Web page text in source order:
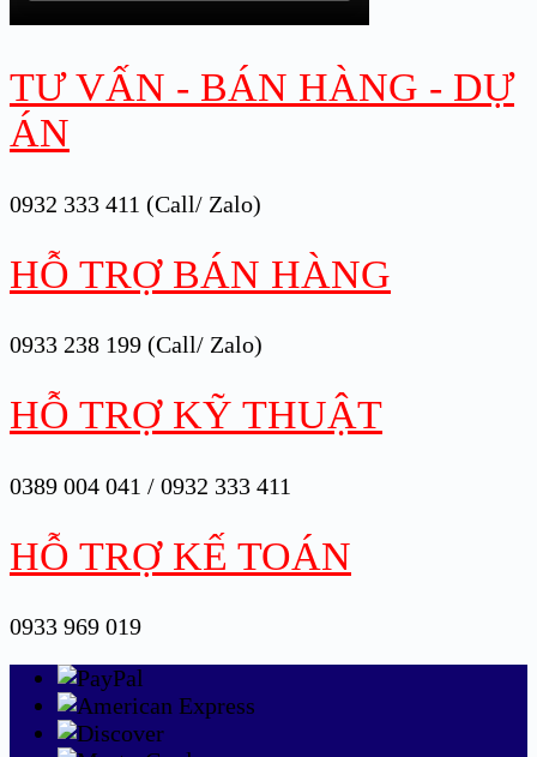
TƯ VẤN - BÁN HÀNG - DỰ
ÁN
0932 333 411 (Call/ Zalo)
HỖ TRỢ BÁN HÀNG
0933 238 199 (Call/ Zalo)
HỖ TRỢ KỸ THUẬT
0389 004 041 / 0932 333 411
HỖ TRỢ KẾ TOÁN
0933 969 019